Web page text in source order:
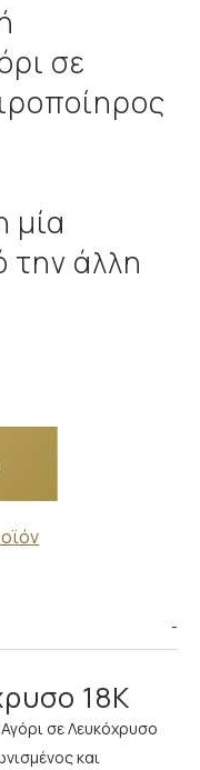
σε
μία
την άλλη
18K
σε Λευκόχρυσο
και